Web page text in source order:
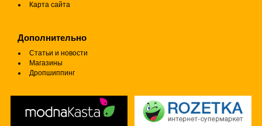
Карта сайта
Дополнительно
Статьи и новости
Магазины
Дропшиппинг